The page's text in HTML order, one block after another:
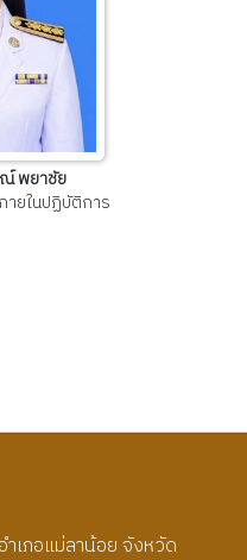
พยาชัย
ยในปฏิบัติการ
เภอแม่ลาน้อย จังหวัด